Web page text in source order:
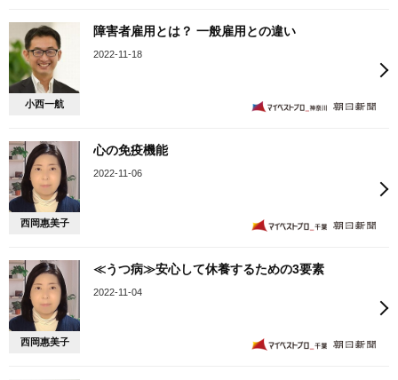
小西一航
障害者雇用とは？ 一般雇用との違い
2022-11-18
西岡惠美子
心の免疫機能
2022-11-06
西岡惠美子
≪うつ病≫安心して休養するための3要素
2022-11-04